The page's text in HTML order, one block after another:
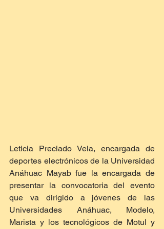
Leticia Preciado Vela, encargada de
deportes electrónicos de la Universidad
Anáhuac Mayab fue la encargada de
presentar la convocatoria del evento
que va dirigido a jóvenes de las
Universidades Anáhuac, Modelo,
Marista y los tecnológicos de Motul y